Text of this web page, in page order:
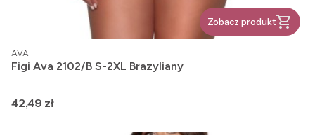
Zobacz produkt
PRODUCENT
AVA
Figi Ava 2102/B S-2XL Brazyliany
Cena
42,49 zł